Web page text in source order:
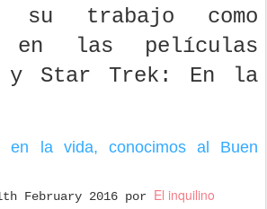
su trabajo como
en las películas
y Star Trek: En la
en la vida, conocimos al Buen
February 2016 por El inquilino